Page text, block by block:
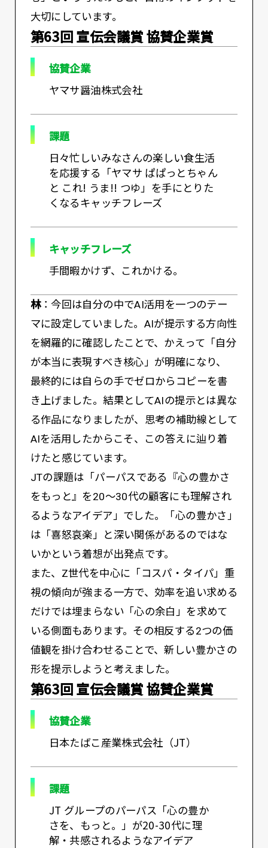
大切にしています。
第63回 宣伝会議賞 協賛企業賞
協賛企業
ヤマサ醤油株式会社
課題
日々忙しいみなさんの楽しい食生活
を応援する「ヤマサ ぱぱっとちゃん
と これ! うま!! つゆ」を手にとりた
くなるキャッチフレーズ
キャッチフレーズ
手間暇かけず、これかける。
林：今回は自分の中でAI活用を一つのテー
マに設定していました。AIが提示する方向性
を網羅的に確認したことで、かえって「自分
が本当に表現すべき核心」が明確になり、
最終的には自らの手でゼロからコピーを書
き上げました。結果としてAIの提示とは異な
る作品になりましたが、思考の補助線として
AIを活用したからこそ、この答えに辿り着
けたと感じています。
JTの課題は「パーパスである『心の豊かさ
をもっと』を20～30代の顧客にも理解され
るようなアイデア」でした。「心の豊かさ」
は「喜怒哀楽」と深い関係があるのではな
いかという着想が出発点です。
また、Z世代を中心に「コスパ・タイパ」重
視の傾向が強まる一方で、効率を追い求める
だけでは埋まらない「心の余白」を求めて
いる側面もあります。その相反する2つの価
値観を掛け合わせることで、新しい豊かさの
形を提示しようと考えました。
第63回 宣伝会議賞 協賛企業賞
協賛企業
日本たばこ産業株式会社（JT）
課題
JT グループのパーパス「心の豊か
さを、もっと。」が20-30代に理
解・共感されるようなアイデア